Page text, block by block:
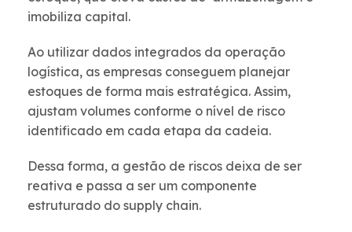
imobiliza capital.
Ao utilizar dados integrados da operação
logística, as empresas conseguem planejar
estoques de forma mais estratégica. Assim,
ajustam volumes conforme o nível de risco
identificado em cada etapa da cadeia.
Dessa forma, a gestão de riscos deixa de ser
reativa e passa a ser um componente
estruturado do supply chain.